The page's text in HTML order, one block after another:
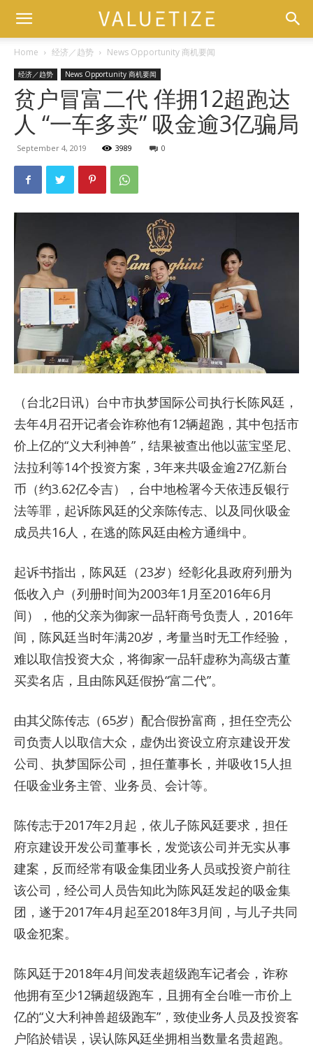
Home 经济／趋势 News Opportunity 商机要闻
经济／趋势 News Opportunity 商机要闻
贫户冒富二代 佯拥12超跑达
人 “一车多卖” 吸金逾3亿骗局
September 4, 2019 3989 0
（台北2日讯）台中市执梦国际公司执行长陈风廷，
去年4月召开记者会诈称他有12辆超跑，其中包括市
价上亿的“义大利神兽”，结果被查出他以蓝宝坚尼、
法拉利等14个投资方案，3年来共吸金逾27亿新台
币（约3.62亿令吉），台中地检署今天依违反银行
法等罪，起诉陈风廷的父亲陈传志、以及同伙吸金
成员共16人，在逃的陈风廷由检方通缉中。
起诉书指出，陈风廷（23岁）经彰化县政府列册为
低收入户（列册时间为2003年1月至2016年6月
间），他的父亲为御家一品轩商号负责人，2016年
间，陈风廷当时年满20岁，考量当时无工作经验，
难以取信投资大众，将御家一品轩虚称为高级古董
买卖名店，且由陈风廷假扮“富二代”。
由其父陈传志（65岁）配合假扮富商，担任空壳公
司负责人以取信大众，虚伪出资设立府京建设开发
公司、执梦国际公司，担任董事长，并吸收15人担
任吸金业务主管、业务员、会计等。
陈传志于2017年2月起，依儿子陈风廷要求，担任
府京建设开发公司董事长，发觉该公司并无实从事
建案，反而经常有吸金集团业务人员或投资户前往
该公司，经公司人员告知此为陈风廷发起的吸金集
团，遂于2017年4月起至2018年3月间，与儿子共同
吸金犯案。
陈风廷于2018年4月间发表超级跑车记者会，诈称
他拥有至少12辆超级跑车，且拥有全台唯一市价上
亿的“义大利神兽超级跑车”，致使业务人员及投资客
户陷於错误，误认陈风廷坐拥相当数量名贵超跑。